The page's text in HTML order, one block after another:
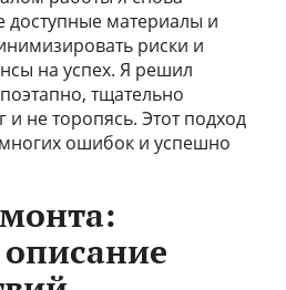
доступные материалы и
риски и
на успех. Я решил
тщательно
не торопясь. Этот подход
ошибок и успешно